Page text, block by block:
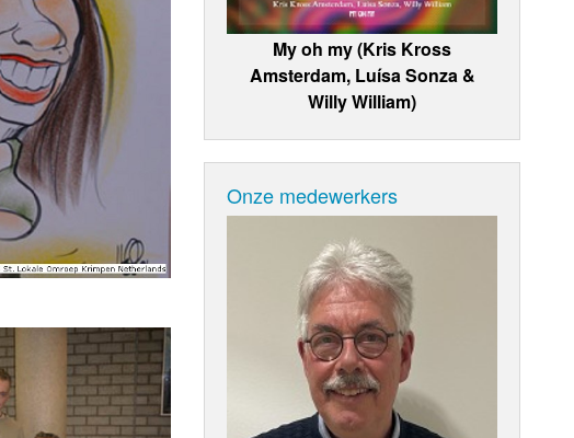
My oh my (Kris Kross
Amsterdam, Luísa Sonza &
Willy William)
Onze medewerkers